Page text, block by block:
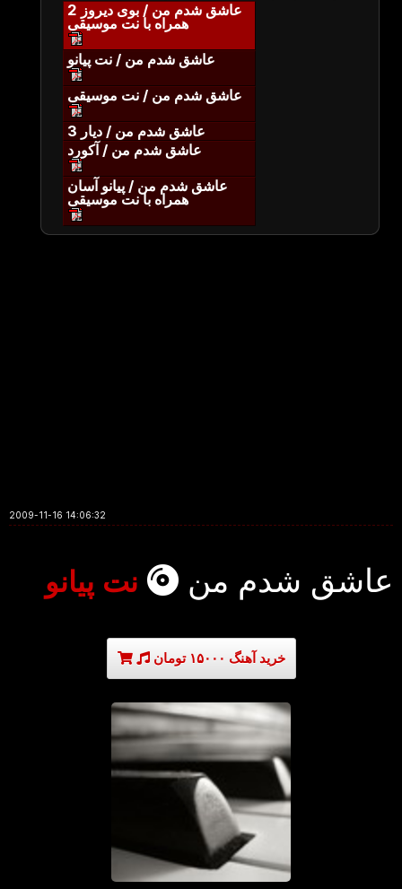
عاشق شدم من / بوی دیروز 2
همراه با نت موسیقی
عاشق شدم من / نت پیانو
عاشق شدم من / نت موسیقی
عاشق شدم من / دیار 3
عاشق شدم من / آکورد
عاشق شدم من / پیانو آسان
همراه با نت موسیقی
2009-11-16 14:06:32
عاشق شدم من نت پیانو
خرید آهنگ ۱۵۰۰۰ تومان